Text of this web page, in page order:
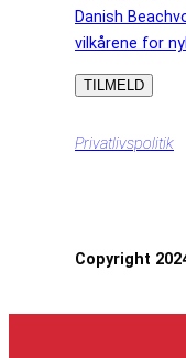
Danish
vilkårene for
Privatlivspolitik
Copyright